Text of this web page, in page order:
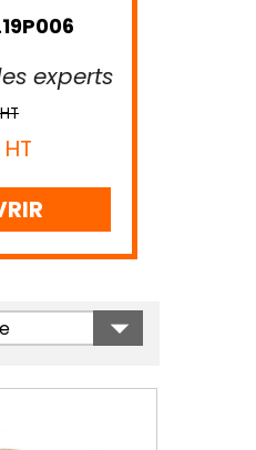
experts
HT
HT
